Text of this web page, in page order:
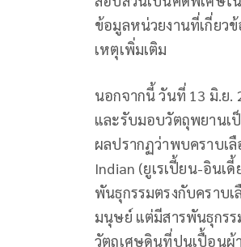
ข้อมูลหน่วยงานที่เกี่ยว
เหตุเพิ่มเติม
นอกจากนี้​ วันที่​ 13 มิ.ย
และรับมอบวัตถุพยานเ
ผลปรากฏ​ว่า​พบคราบเ
Indian (ยูเรเปี้ยน-อินเ
พันธุกรรมตรงกับคราบ
มนุษย์ แต่มีสารพันธุกร
วัตถุเศษดินที่ปนเปื้อนผ้